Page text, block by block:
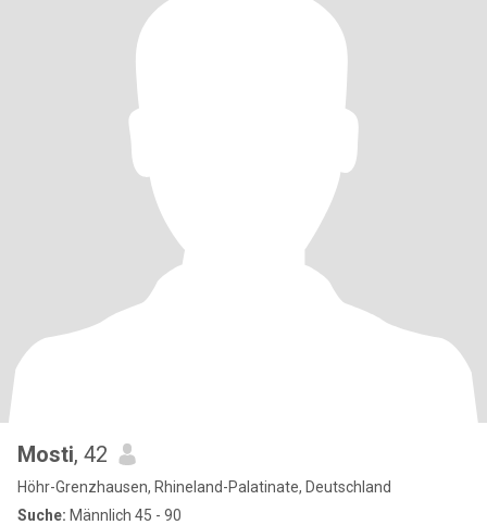
Mosti, 42
Höhr-Grenzhausen, Rhineland-Palatinate, Deutschland
Suche: Männlich 45 - 90